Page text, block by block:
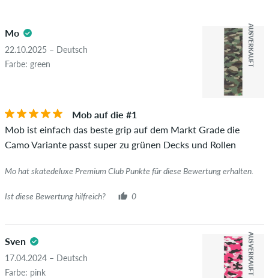
beleidigenden oder obszönen Inhalten sowie Bewertungen,
die geltendes Recht oder Urheberrechte verletzen oder Spam
und Fremdwerbung enthalten, werden nicht veröffentlicht.
Die Sternebewertung des Artikels ist der Durchschnitt aller
Ob die Bewertung von einer Person stammt, die diesen
Artikel wirklich gekauft hat, erkennst du am grünen Haken
neben dem Namen mit dem Zusatz "Verifizierter Kauf". Bei
diesen Personen wurde der Kauf anhand ihrer Bestellungen
leider nicht garantieren, dass die Personen den Artikel
5.0
Mo
22.10.2025 – Deutsch
Farbe: green
AUSVERKAUFT
Mob auf die #1
Mob ist einfach das beste grip auf dem Markt Grade die
Camo Variante passt super zu grünen Decks und Rollen
Mo hat skatedeluxe Premium Club Punkte für diese Bewertung erhalten.
Ist diese Bewertung hilfreich? 0
Sven
17.04.2024 – Deutsch
Farbe: pink
AUSVERKAUFT